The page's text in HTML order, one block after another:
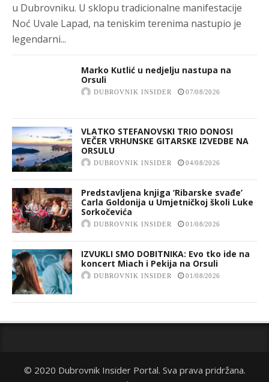
u Dubrovniku. U sklopu tradicionalne manifestacije
Noć Uvale Lapad, na teniskim terenima nastupio je
legendarni...
Marko Kutlić u nedjelju nastupa na
Orsuli
DUBROVNIK INSIDER 07/08/2026
VLATKO STEFANOVSKI TRIO DONOSI
VEČER VRHUNSKE GITARSKE IZVEDBE NA
ORSULU
DUBROVNIK INSIDER 04/08/2026
Predstavljena knjiga ‘Ribarske svađe’
Carla Goldonija u Umjetničkoj školi Luke
Sorkočevića
DUBROVNIK INSIDER 01/08/2026
IZVUKLI SMO DOBITNIKA: Evo tko ide na
koncert Miach i Pekija na Orsuli
DUBROVNIK INSIDER 01/08/2026
© 2020 Dubrovnik Insider Portal. Sva prava pridržana.